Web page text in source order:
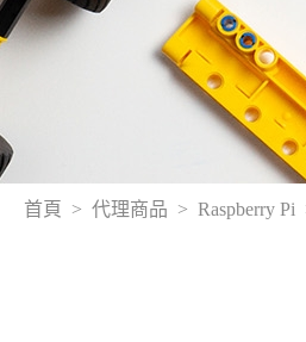
首頁 代理商品 Raspberry Pi